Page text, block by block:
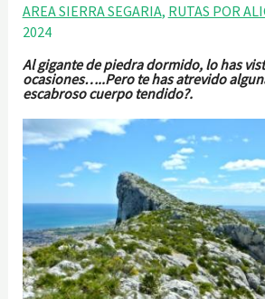
AREA SIERRA SEGARIA, RUTAS POR
2024
Al gigante de piedra dormido, lo has
ocasiones…..Pero te has atrevido
escabroso cuerpo tendido?.